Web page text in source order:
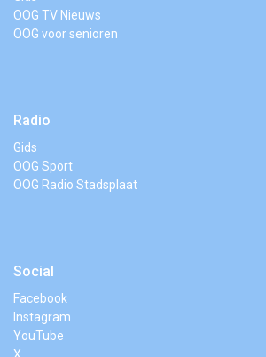
OOG TV Nieuws
OOG voor senioren
Radio
Gids
OOG Sport
OOG Radio Stadsplaat
Social
Facebook
Instagram
YouTube